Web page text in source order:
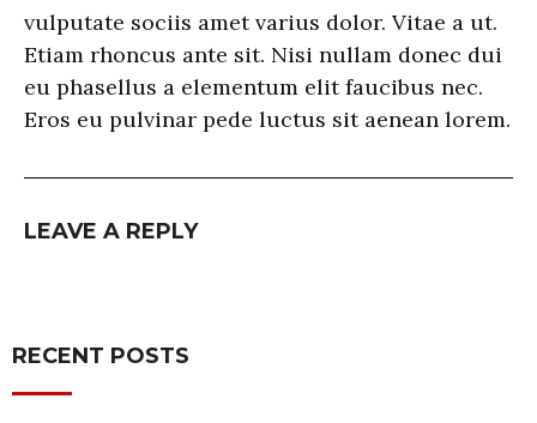
vulputate sociis amet varius dolor. Vitae a ut.
Etiam rhoncus ante sit. Nisi nullam donec dui
eu phasellus a elementum elit faucibus nec.
Eros eu pulvinar pede luctus sit aenean lorem.
LEAVE A REPLY
RECENT POSTS